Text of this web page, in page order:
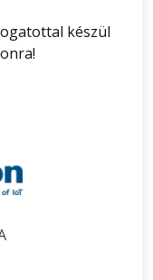
készül